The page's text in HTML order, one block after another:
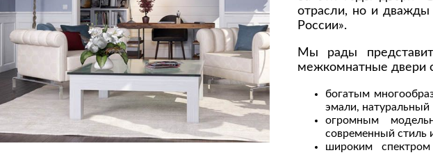
Кресла и мешки
Пуфы и банкетки
Сад и дача
Беседки, павильоны, зонты
Грили и очаги
Сливы и сифоны
Смесители
Унитазы
Свет
Бра
Сушилки
Товары для
Товары
Затирки и
отрасли, но и
России».
Мы рады
межкомнатные двери
богатым
эмали,
огромным
современный стиль
широким